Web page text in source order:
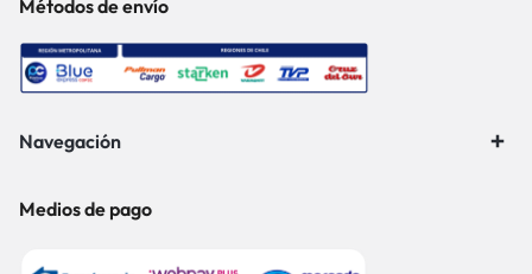
Métodos de envío
Navegación
Medios de pago